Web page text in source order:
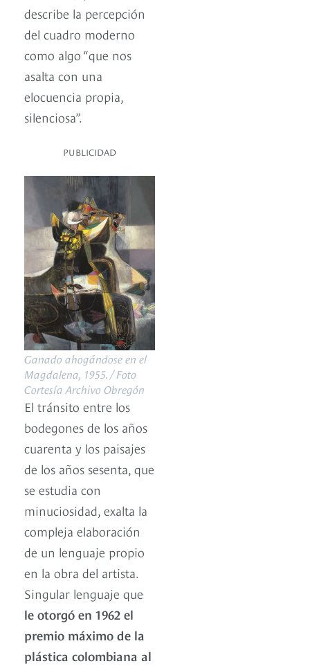
describe la percepción
del cuadro moderno
como algo “que nos
asalta con una
elocuencia propia,
silenciosa”.
PUBLICIDAD
Ganado ahogándose en el
Magdalena, 1955. / Foto
Cortesía Archivo Obregón
El tránsito entre los
bodegones de los años
cuarenta y los paisajes
de los años sesenta, que
se estudia con
minuciosidad, exalta la
compleja elaboración
de un lenguaje propio
en la obra del artista.
Singular lenguaje que
le otorgó en 1962 el
premio máximo de la
plástica colombiana al